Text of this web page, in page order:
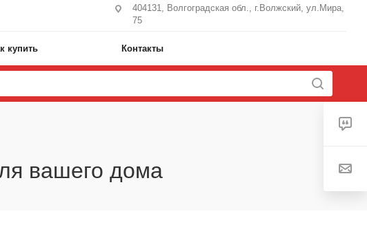
404131, Волгоградская обл., г.Волжский, ул.Мира,
75
купить Контакты
вашего дома